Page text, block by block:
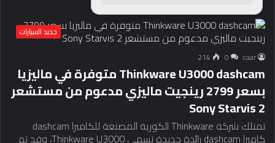
جديد السيارات
caar
0
214
Thinkware U3000 dashcam متوفرة في ماليزيا
بسعر 2799 رينجيت ماليزي مدعوم من مستشعر
Sony Starvis 2
تمتلك شركة Thinkware الكورية المصنعة للكاميرا dashcam
كاميرا dashcam رائدة جديدة تسمى Thinkware U3000، وقد تم